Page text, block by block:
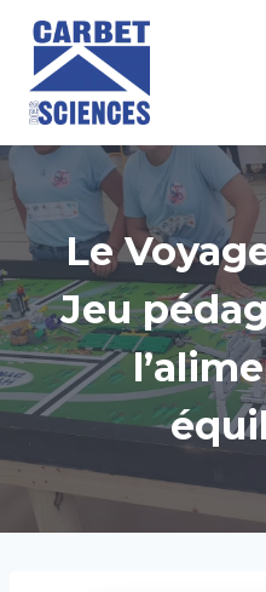
Aller
contenu
Le
Jeu